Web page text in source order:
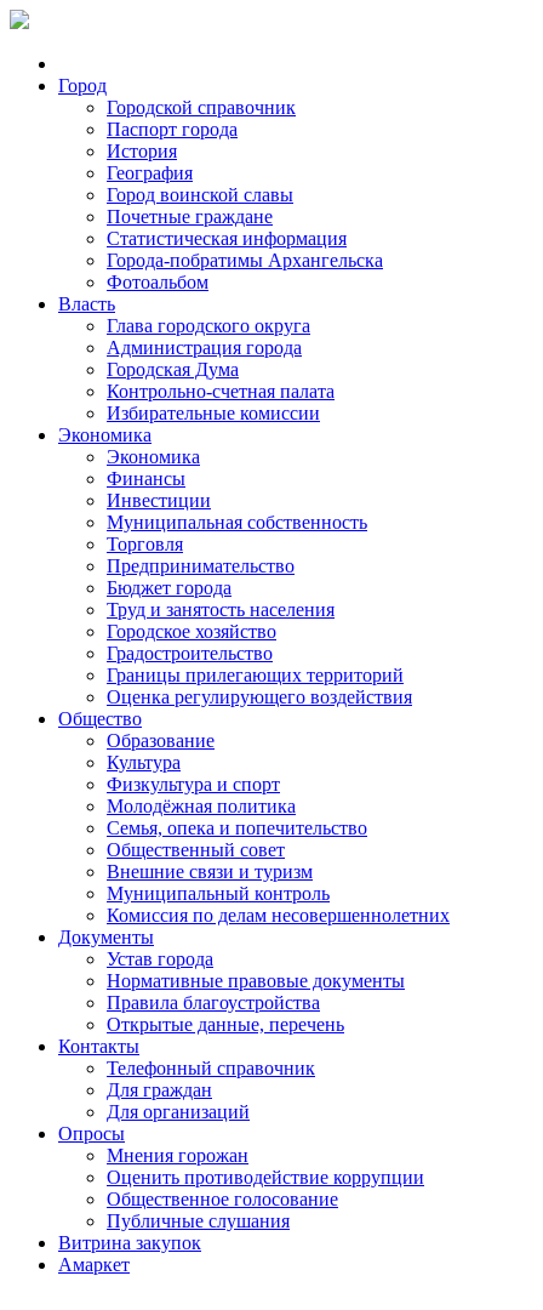
Город
Городской справочник
Паспорт города
История
География
Город воинской славы
Почетные граждане
Статистическая информация
Города-побратимы Архангельска
Фотоальбом
Власть
Глава городского округа
Администрация города
Городская Дума
Контрольно-счетная палата
Избирательные комиссии
Экономика
Экономика
Финансы
Инвестиции
Муниципальная собственность
Торговля
Предпринимательство
Бюджет города
Труд и занятость населения
Городское хозяйство
Градостроительство
Границы прилегающих территорий
Оценка регулирующего воздействия
Общество
Образование
Культура
Физкультура и спорт
Молодёжная политика
Семья, опека и попечительство
Общественный совет
Внешние связи и туризм
Муниципальный контроль
Комиссия по делам несовершеннолетних
Документы
Устав города
Нормативные правовые документы
Правила благоустройства
Открытые данные, перечень
Контакты
Телефонный справочник
Для граждан
Для организаций
Опросы
Мнения горожан
Оценить противодействие коррупции
Общественное голосование
Публичные слушания
Витрина закупок
Амаркет